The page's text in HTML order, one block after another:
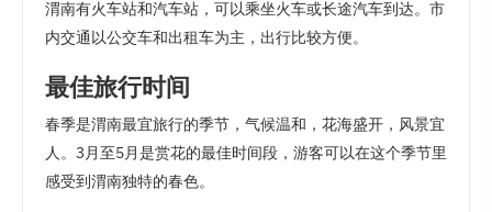
渭南有火车站和汽车站，可以乘坐火车或长途汽车到达。市
内交通以公交车和出租车为主，出行比较方便。
最佳旅行时间
春季是渭南最宜旅行的季节，气候温和，花海盛开，风景宜
人。3月至5月是赏花的最佳时间段，游客可以在这个季节里
感受到渭南独特的春色。